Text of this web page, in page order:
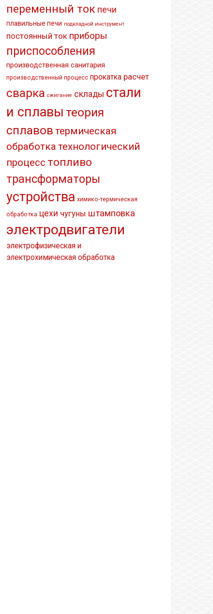
переменный ток печи
плавильные печи подкладной инструмент
постоянный ток приборы
приспособления
производственная санитария
производственный процесс прокатка расчет
сварка сжигание склады стали
и сплавы теория
сплавов термическая
обработка технологический
процесс топливо
трансформаторы
устройства химико-термическая
обработка цехи чугуны штамповка
электродвигатели
электрофизическая и
электрохимическая обработка